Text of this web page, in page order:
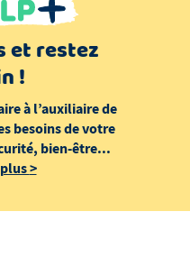
et restez
!
à l’auxiliaire de
besoins de votre
bien-être...
>